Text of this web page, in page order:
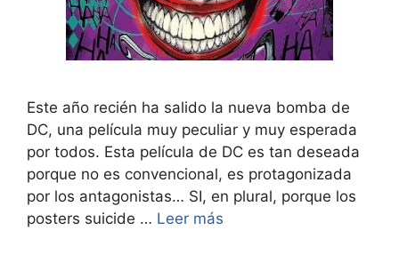
Este año recién ha salido la nueva bomba de
DC, una película muy peculiar y muy esperada
por todos. Esta película de DC es tan deseada
porque no es convencional, es protagonizada
por los antagonistas… SI, en plural, porque los
posters suicide … Leer más